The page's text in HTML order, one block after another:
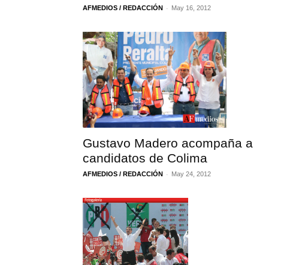
AFMEDIOS / REDACCIÓN - May 16, 2012
Gustavo Madero acompaña a
candidatos de Colima
AFMEDIOS / REDACCIÓN - May 24, 2012